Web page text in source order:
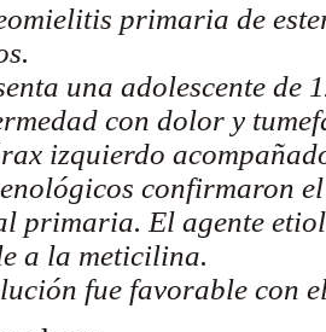
primaria de
una adolescente de
con dolor y
izquierdo
confirmaron
primaria. El agente
a la meticilina.
fue favorable con